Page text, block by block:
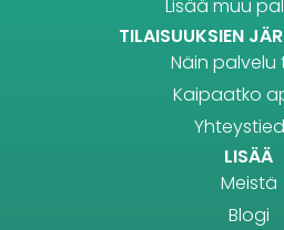
Lisää muu
TILAISUUKSIEN
Näin palvelu
Kaipaatko
LISÄÄ
Meistä
Blogi